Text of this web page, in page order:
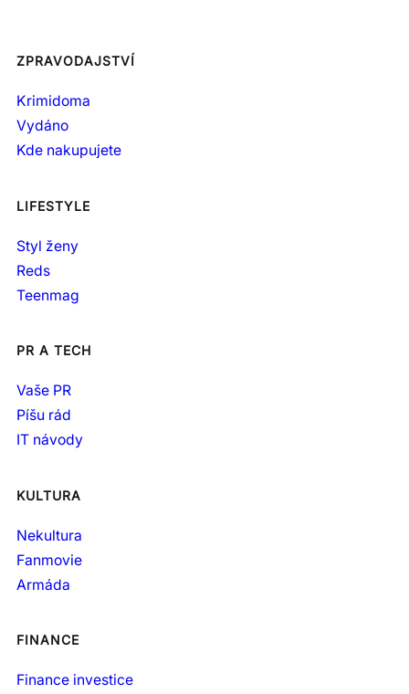
ZPRAVODAJSTVÍ
Krimidoma
Vydáno
Kde nakupujete
LIFESTYLE
Styl ženy
Reds
Teenmag
PR A TECH
Vaše PR
Píšu rád
IT návody
KULTURA
Nekultura
Fanmovie
Armáda
FINANCE
Finance investice